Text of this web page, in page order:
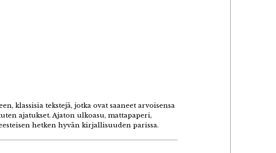
klassisia tekstejä, jotka ovat saaneet arvoisensa
ajatukset. Ajaton ulkoasu, mattapaperi,
hetken hyvän kirjallisuuden parissa.